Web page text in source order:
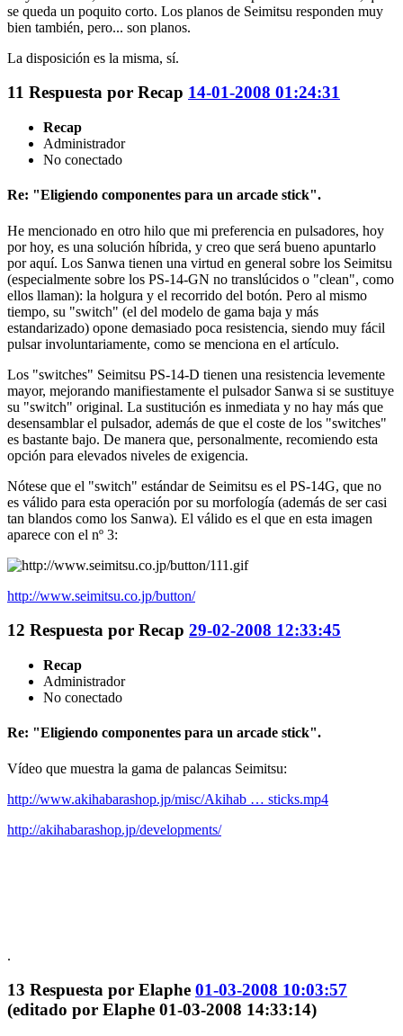
se queda un poquito corto. Los planos de Seimitsu responden muy
bien también, pero... son planos.
La disposición es la misma, sí.
11 Respuesta por Recap 14-01-2008 01:24:31
Recap
Administrador
No conectado
Re: "Eligiendo componentes para un arcade stick".
He mencionado en otro hilo que mi preferencia en pulsadores, hoy
por hoy, es una solución híbrida, y creo que será bueno apuntarlo
por aquí. Los Sanwa tienen una virtud en general sobre los Seimitsu
(especialmente sobre los PS-14-GN no translúcidos o "clean", como
ellos llaman): la holgura y el recorrido del botón. Pero al mismo
tiempo, su "switch" (el del modelo de gama baja y más
estandarizado) opone demasiado poca resistencia, siendo muy fácil
pulsar involuntariamente, como se menciona en el artículo.
Los "switches" Seimitsu PS-14-D tienen una resistencia levemente
mayor, mejorando manifiestamente el pulsador Sanwa si se sustituye
su "switch" original. La sustitución es inmediata y no hay más que
desensamblar el pulsador, además de que el coste de los "switches"
es bastante bajo. De manera que, personalmente, recomiendo esta
opción para elevados niveles de exigencia.
Nótese que el "switch" estándar de Seimitsu es el PS-14G, que no
es válido para esta operación por su morfología (además de ser casi
tan blandos como los Sanwa). El válido es el que en esta imagen
aparece con el nº 3:
http://www.seimitsu.co.jp/button/
12 Respuesta por Recap 29-02-2008 12:33:45
Recap
Administrador
No conectado
Re: "Eligiendo componentes para un arcade stick".
Vídeo que muestra la gama de palancas Seimitsu:
http://www.akihabarashop.jp/misc/Akihab … sticks.mp4
http://akihabarashop.jp/developments/
.
13 Respuesta por Elaphe 01-03-2008 10:03:57
(editado por Elaphe 01-03-2008 14:33:14)